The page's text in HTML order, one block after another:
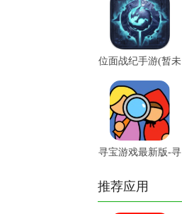
位面战纪手游(暂未
上线...
寻宝游戏最新版-寻
推荐应用